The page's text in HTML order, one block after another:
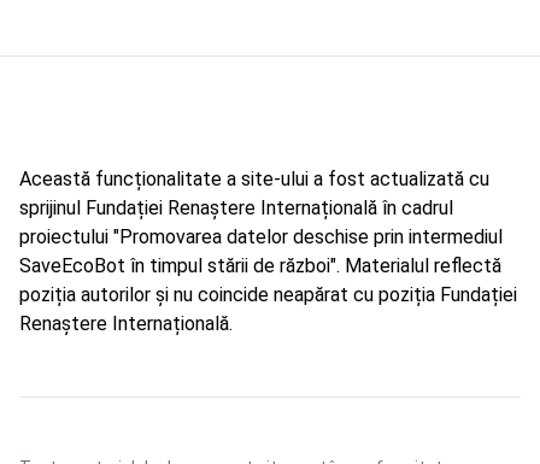
Această funcționalitate a site-ului a fost actualizată cu
sprijinul Fundației Renaștere Internațională în cadrul
proiectului "Promovarea datelor deschise prin intermediul
SaveEcoBot în timpul stării de război". Materialul reflectă
poziția autorilor și nu coincide neapărat cu poziția Fundației
Renaștere Internațională.